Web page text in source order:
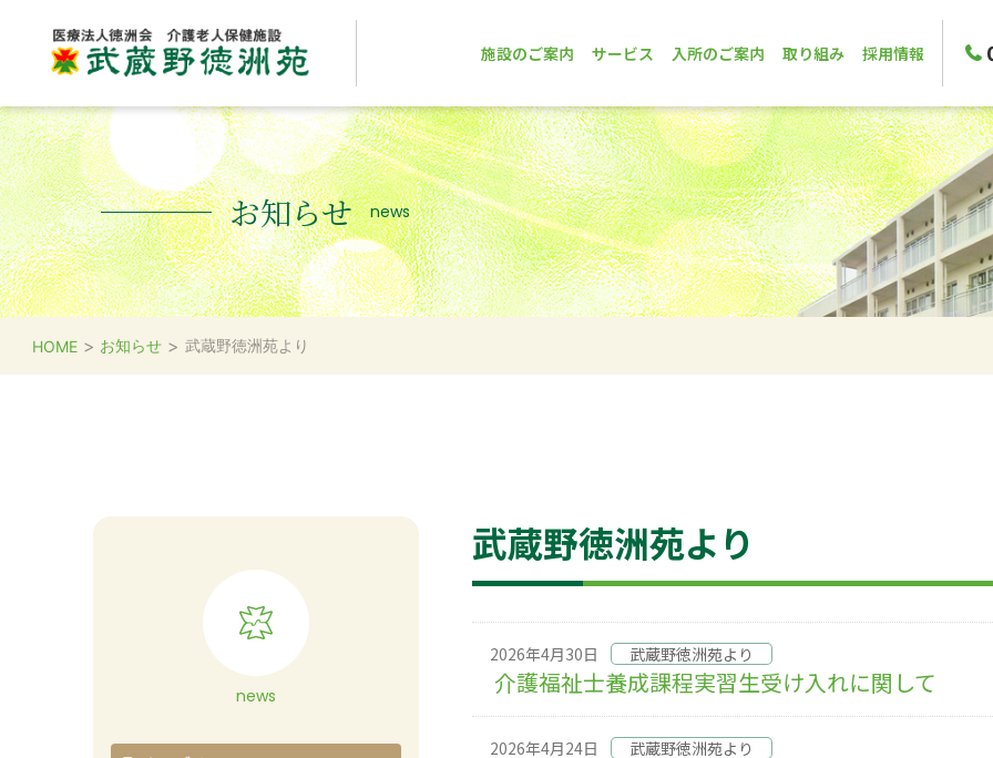
施設のご案内 サービス 入所のご案内 取り組み 採用情報
お知らせ news
HOME > お知らせ > 武蔵野徳洲苑より
武蔵野徳洲苑より
介護福祉士養成課程実習生受け入れに関して
2026年4月30日 武蔵野徳洲苑より
2026年4月24日 武蔵野徳洲苑より
news